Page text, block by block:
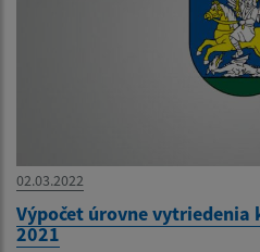
02.03.2022
Výpočet úrovne vytriedenia
2021